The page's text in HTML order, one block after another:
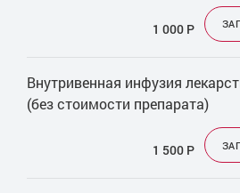
1 000 Р
Внутривенная инфузия
(без стоимости препарата)
1 500 Р